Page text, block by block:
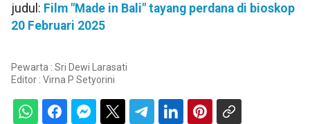
judul: Film "Made in Bali" tayang perdana di bioskop
20 Februari 2025
Pewarta : Sri Dewi Larasati
Editor : Virna P Setyorini